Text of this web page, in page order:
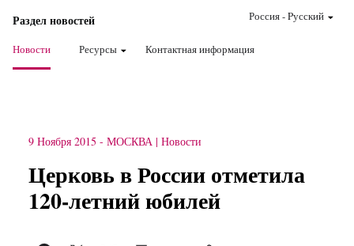
Раздел новостей
Новости Ресурсы Контактная информация
Россия-Pусский
9 Ноября 2015 - МОСКВА Новости
Церковь в России отметила
120-летний юбилей